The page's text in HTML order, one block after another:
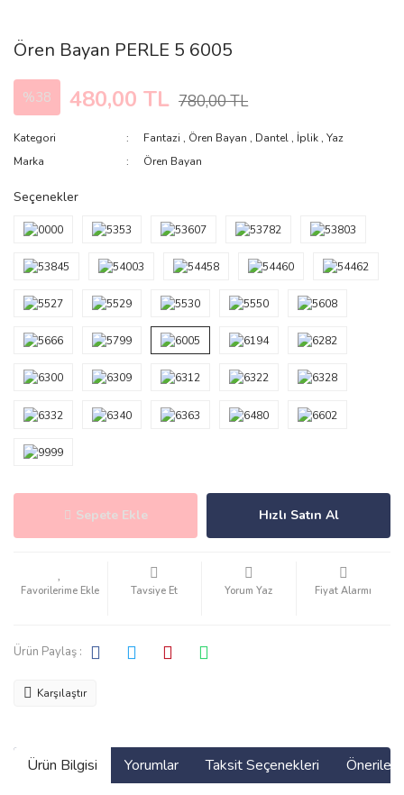
Ören Bayan PERLE 5 6005
%38 480,00 TL 780,00 TL
Kategori Fantazi , Ören Bayan , Dantel , İplik ,Yaz
Marka
Ören Bayan
Seçenekler
Sepete Ekle Hızlı Satın Al
Tavsiye Et Yorum Yaz Fiyat Alarmı
Ürün Paylaş :
Karşılaştır
Ürün Bilgisi Yorumlar Taksit Seçenekleri